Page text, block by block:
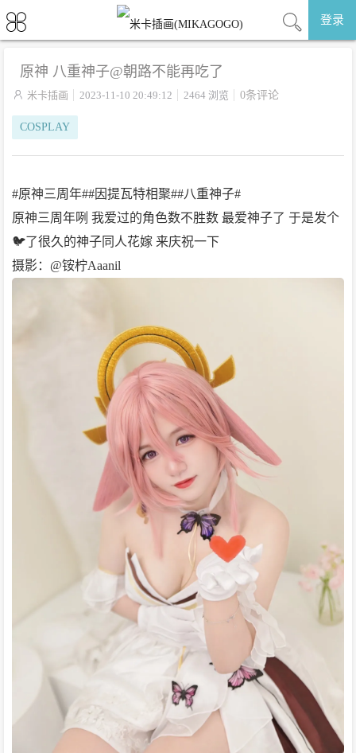
登录
原神 八重神子@朝路不能再吃了
 米卡插画 2023-11-10 20:49:12 2464 浏览 0条评论
COSPLAY
#原神三周年##因提瓦特相聚##八重神子#
原神三周年咧 我爱过的角色数不胜数 最爱神子了 于是发个
🐦了很久的神子同人花嫁 来庆祝一下
摄影：@铵柠Aaanil ​​​